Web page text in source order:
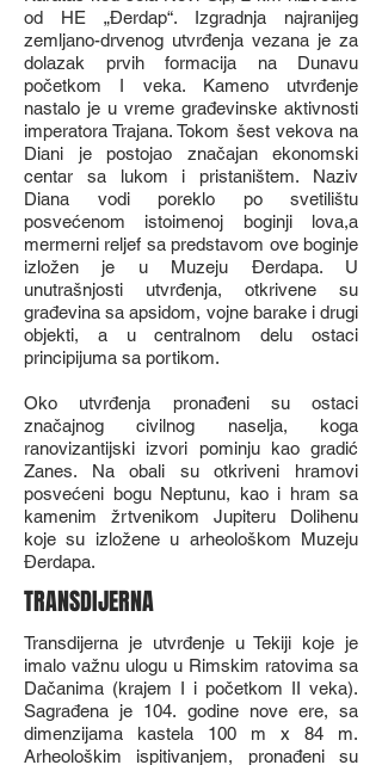
od HE „Đerdap“. Izgradnja najranijeg
zemljano-drvenog utvrđenja vezana je za
dolazak prvih formacija na Dunavu
početkom I veka. Kameno utvrđenje
nastalo je u vreme građevinske aktivnosti
imperatora Trajana. Tokom šest vekova na
Diani je postojao značajan ekonomski
centar sa lukom i pristaništem. Naziv
Diana vodi poreklo po svetilištu
posvećenom istoimenoj boginji lova,a
mermerni reljef sa predstavom ove boginje
izložen je u Muzeju Đerdapa. U
unutrašnjosti utvrđenja, otkrivene su
građevina sa apsidom, vojne barake i drugi
objekti, a u centralnom delu ostaci
principijuma sa portikom.
Oko utvrđenja pronađeni su ostaci
značajnog civilnog naselja, koga
ranovizantijski izvori pominju kao gradić
Zanes. Na obali su otkriveni hramovi
posvećeni bogu Neptunu, kao i hram sa
kamenim žrtvenikom Jupiteru Dolihenu
koje su izložene u arheološkom Muzeju
Đerdapa.
TRANSDIJERNA
Transdijerna je utvrđenje u Tekiji koje je
imalo važnu ulogu u Rimskim ratovima sa
Dačanima (krajem I i početkom II veka).
Sagrađena je 104. godine nove ere, sa
dimenzijama kastela 100 m x 84 m.
Arheološkim ispitivanjem, pronađeni su